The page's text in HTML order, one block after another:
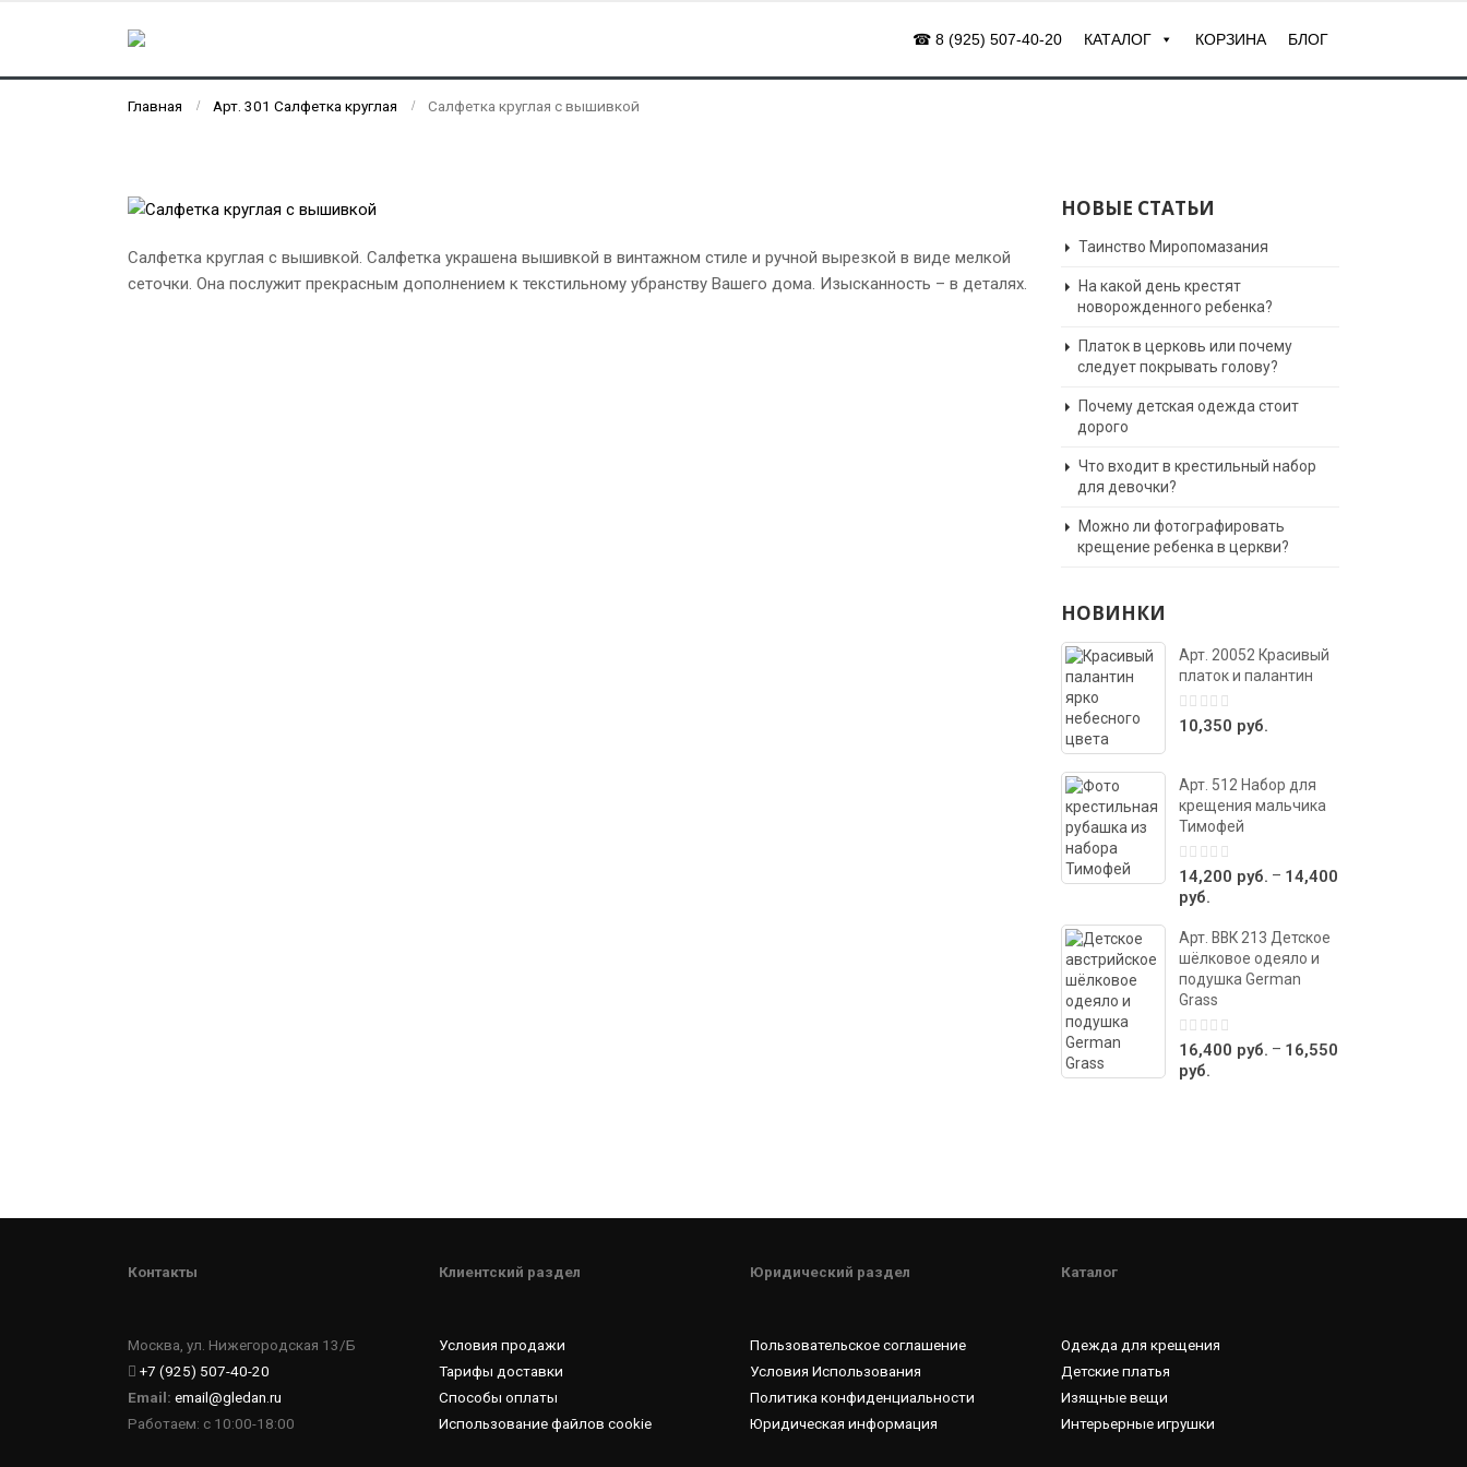
☎ 8 (925) 507-40-20 КАТАЛОГ КОРЗИНА БЛОГ
Главная Арт. 301 Салфетка круглая Салфетка круглая с вышивкой
Салфетка круглая с вышивкой. Салфетка украшена вышивкой в винтажном стиле и ручной вырезкой в виде мелкой
сеточки. Она послужит прекрасным дополнением к текстильному убранству Вашего дома. Изысканность – в деталях.
НОВЫЕ СТАТЬИ
Таинство Миропомазания
На какой день крестят
новорожденного ребенка?
Платок в церковь или почему
следует покрывать голову?
Почему детская одежда стоит
дорого
Что входит в крестильный набор
для девочки?
Можно ли фотографировать
крещение ребенка в церкви?
НОВИНКИ
Арт. 20052 Красивый
платок и палантин
0
out
10,350 руб.
Арт. 512 Набор для
крещения мальчика
Тимофей
0
out
of
14,200 руб. – 14,400
руб.
Арт. ВВК 213 Детское
шёлковое одеяло и
подушка German
Grass
0
out
of
16,400 руб. – 16,550
руб.
Контакты
Москва, ул. Нижегородская 13/Б
+7 (925) 507-40-20
Email: email@gledan.ru
Работаем: с 10:00-18:00
Клиентский раздел
Условия продажи
Тарифы доставки
Способы оплаты
Использование файлов cookie
Юридический раздел
Пользовательское соглашение
Условия Использования
Политика конфиденциальности
Юридическая информация
Каталог
Одежда для крещения
Детские платья
Изящные вещи
Интерьерные игрушки